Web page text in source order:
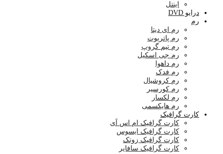
اینتل
درایو DVD
رم
رم ای دیتا
رم پاتریوت
رم تیم گروپ
رم جی اسکیل
رم داهوا
رم فدک
رم کروشیال
رم کورسیر
رم لکسار
رم هایکسمی
کارت گرافیک
کارت گرافیک ام اس آی
کارت گرافیک ایسوس
کارت گرافیک زوتک
کارت گرافیک سافایر